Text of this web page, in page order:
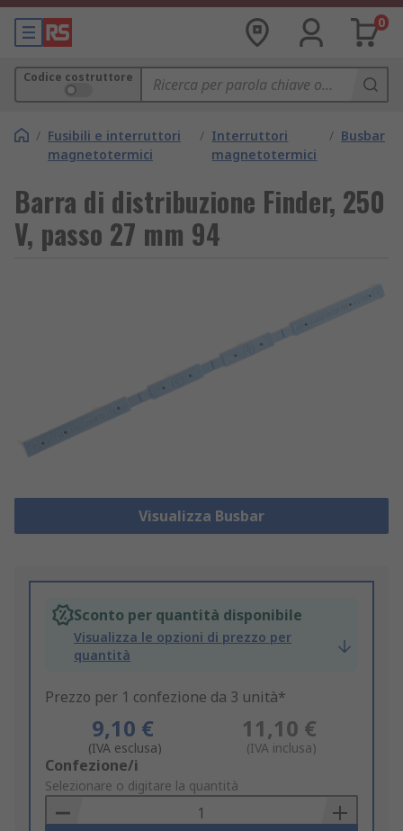
0
Codice costruttore
/ Fusibili e interruttori
magnetotermici
/ Interruttori
magnetotermici
/ Busbar
Barra di distribuzione Finder, 250
V, passo 27 mm 94
Visualizza Busbar
Sconto per quantità disponibile
Visualizza le opzioni di prezzo per
quantità
Prezzo per 1 confezione da 3 unità*
9,10 €
(IVA esclusa)
11,10 €
(IVA inclusa)
Add
to
Basket
Confezione/i
Selezionare o digitare la quantità